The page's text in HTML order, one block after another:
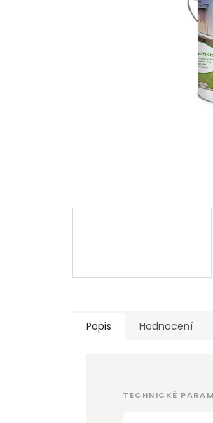
Popis Hodnocení
TECHNICKÉ